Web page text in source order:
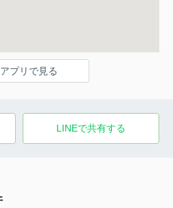
プリで見る
LINEで共有する